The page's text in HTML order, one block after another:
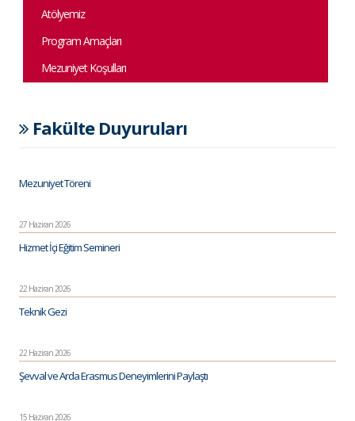
Atölyemiz
Program Amaçları
Mezuniyet Koşulları
Fakülte Duyuruları
Mezuniyet Töreni
27 Haziran 2026
Hizmet İçi Eğitim Semineri
22 Haziran 2026
Teknik Gezi
22 Haziran 2026
Şevval ve Arda Erasmus Deneyimlerini Paylaştı
15 Haziran 2026